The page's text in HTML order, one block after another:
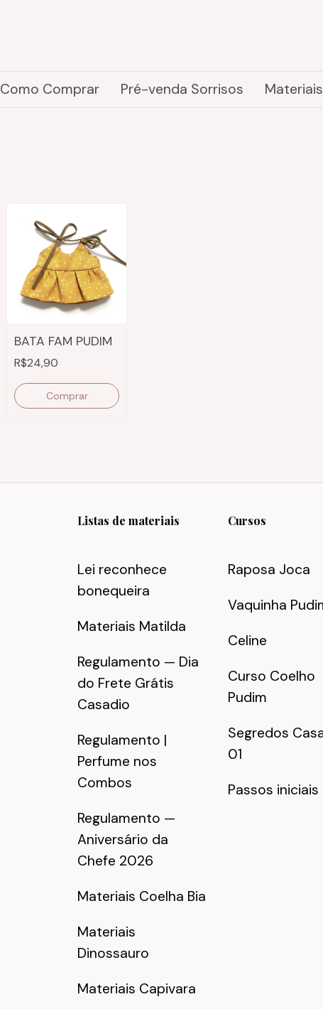
Como Comprar Pré-venda Sorrisos
BATA FAM PUDIM
R$24,90
Comprar
Listas de materiais
Lei reconhece
bonequeira
Materiais Matilda
Regulamento — Dia
do Frete Grátis
Casadio
Regulamento |
Perfume nos
Combos
Regulamento —
Aniversário da
Chefe 2026
Materiais Coelha Bia
Materiais
Dinossauro
Materiais Capivara
Cursos
Raposa Joca
Vaquinha
Celine
Curso Coelho
Pudim
Segredos
01
Passos iniciais